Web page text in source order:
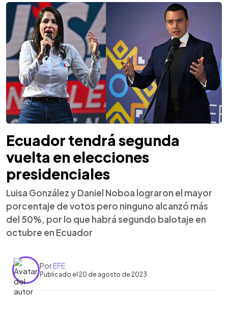
Ecuador tendrá segunda
vuelta en elecciones
presidenciales
Luisa González y Daniel Noboa lograron el mayor
porcentaje de votos pero ninguno alcanzó más
del 50%, por lo que habrá segundo balotaje en
octubre en Ecuador
PorEFE
Publicado el 20 de agosto de 2023